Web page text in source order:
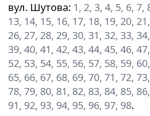
вул. Шутова: 1, 2, 3, 4, 5, 6, 7,
13, 14, 15, 16, 17, 18, 19, 20,
26, 27, 28, 29, 30, 31, 32, 33,
39, 40, 41, 42, 43, 44, 45, 46,
52, 53, 54, 55, 56, 57, 58, 59,
65, 66, 67, 68, 69, 70, 71, 72,
78, 79, 80, 81, 82, 83, 84, 85,
91, 92, 93, 94, 95, 96, 97, 98.